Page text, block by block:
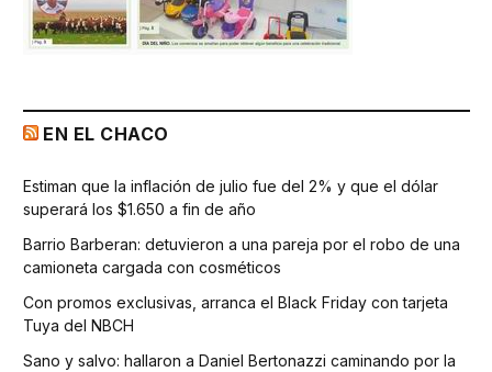
EN EL CHACO
Estiman que la inflación de julio fue del 2% y que el dólar
superará los $1.650 a fin de año
Barrio Barberan: detuvieron a una pareja por el robo de una
camioneta cargada con cosméticos
Con promos exclusivas, arranca el Black Friday con tarjeta
Tuya del NBCH
Sano y salvo: hallaron a Daniel Bertonazzi caminando por la